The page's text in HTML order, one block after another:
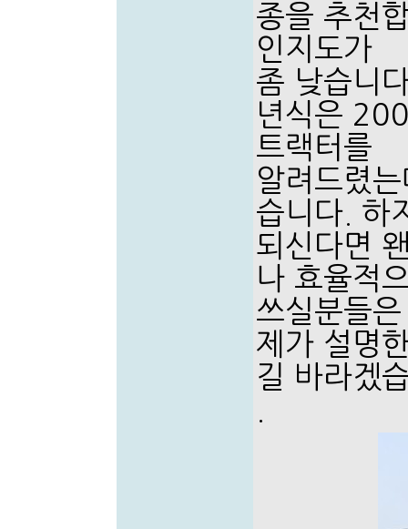
종을 추천
인지도가
좀 낮습니
년식은
트랙터를
알려드렸
습니다. 하
되신다면
나 효율적
쓰실분들은
제가 설명
길 바라겠